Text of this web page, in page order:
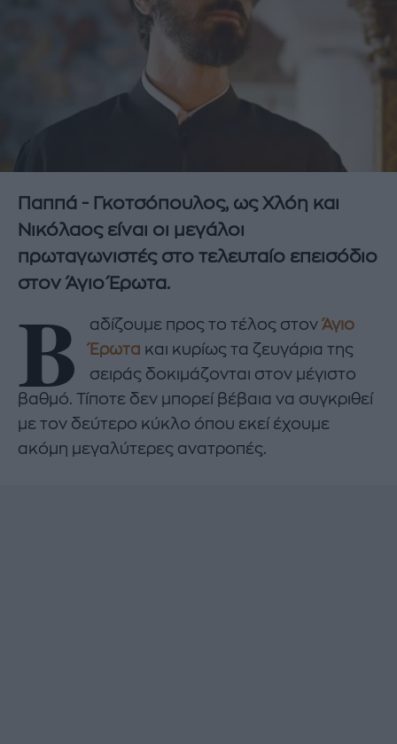
Παππά - Γκοτσόπουλος, ως Χλόη και
Νικόλαος είναι οι μεγάλοι
πρωταγωνιστές στο τελευταίο επεισόδιο
στον Άγιο Έρωτα.
Β αδίζουμε προς το τέλος στον Άγιο
Έρωτα και κυρίως τα ζευγάρια της
σειράς δοκιμάζονται στον μέγιστο
βαθμό. Τίποτε δεν μπορεί βέβαια να συγκριθεί
με τον δεύτερο κύκλο όπου εκεί έχουμε
ακόμη μεγαλύτερες ανατροπές.